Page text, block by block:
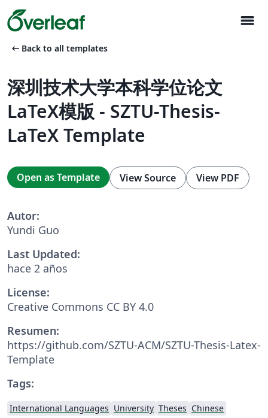
menu
arrow_left_alt Back to all templates
深圳技术大学本科学位论文
LaTeX模版 - SZTU-Thesis-
LaTeX Template
Open as Template View Source View PDF
Autor:
Yundi Guo
Last Updated:
hace 2 años
License:
Creative Commons CC BY 4.0
Resumen:
https://github.com/SZTU-ACM/SZTU-Thesis-Latex-
Template
Tags:
International Languages University Theses Chinese